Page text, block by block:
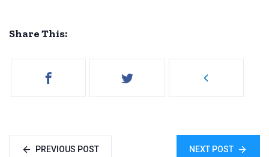
Share This:
PREVIOUS POST NEXT POST